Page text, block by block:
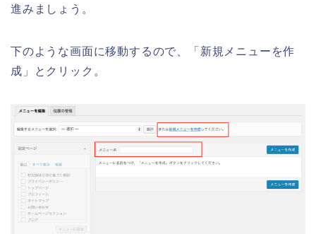
進みましょう。
下のような画面に移動するので、「新規メニューを作
成」とクリック。